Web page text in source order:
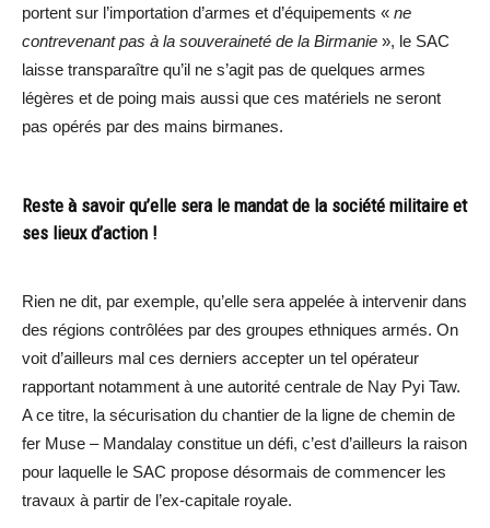
portent sur l’importation d’armes et d’équipements « ne
contrevenant pas à la souveraineté de la Birmanie », le SAC
laisse transparaître qu’il ne s’agit pas de quelques armes
légères et de poing mais aussi que ces matériels ne seront
pas opérés par des mains birmanes.
Reste à savoir qu’elle sera le mandat de la société militaire et
ses lieux d’action !
Rien ne dit, par exemple, qu’elle sera appelée à intervenir dans
des régions contrôlées par des groupes ethniques armés. On
voit d’ailleurs mal ces derniers accepter un tel opérateur
rapportant notamment à une autorité centrale de Nay Pyi Taw.
A ce titre, la sécurisation du chantier de la ligne de chemin de
fer Muse – Mandalay constitue un défi, c’est d’ailleurs la raison
pour laquelle le SAC propose désormais de commencer les
travaux à partir de l’ex-capitale royale.